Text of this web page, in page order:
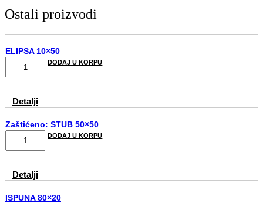
Ostali proizvodi
ELIPSA 10×50
ELIPSA
10x50
DODAJ U KORPU
Detalji
Zaštićeno: STUB 50×50
STUB
50x50
DODAJ U KORPU
Detalji
ISPUNA 80×20